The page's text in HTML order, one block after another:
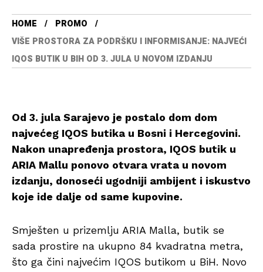
HOME
PROMO
VIŠE PROSTORA ZA PODRŠKU I INFORMISANJE: NAJVEĆI
IQOS BUTIK U BIH OD 3. JULA U NOVOM IZDANJU
Od 3. jula Sarajevo je postalo dom dom
najvećeg IQOS butika u Bosni i Hercegovini.
Nakon unapređenja prostora, IQOS butik u
ARIA Mallu ponovo otvara vrata u novom
izdanju, donoseći ugodniji ambijent i iskustvo
koje ide dalje od same kupovine.
Smješten u prizemlju ARIA Malla, butik se
sada prostire na ukupno 84 kvadratna metra,
što ga čini najvećim IQOS butikom u BiH. Novo